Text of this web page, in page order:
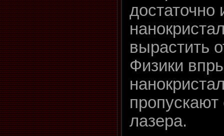
достаточно
вырастить
Физики
пропускают
лазера.